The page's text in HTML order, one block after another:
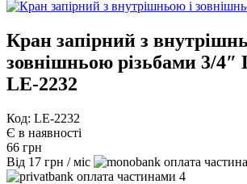
Кран запірний з
зовнішньою різьбами 3/
LE-2232
Код: LE-2232
Є в наявності
66 грн
Від 17 грн / міс
4